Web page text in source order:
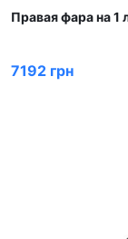
Правая фара на 1
7192 грн